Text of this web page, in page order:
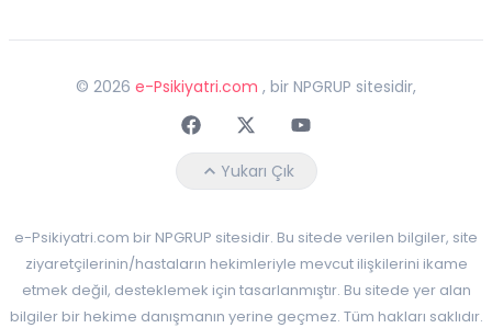
© 2026 e-Psikiyatri.com , bir NPGRUP sitesidir,
FaceebokTwitterYoutube
Yukarı Çık
e-Psikiyatri.com bir NPGRUP sitesidir. Bu sitede verilen bilgiler, site
ziyaretçilerinin/hastaların hekimleriyle mevcut ilişkilerini ikame
etmek değil, desteklemek için tasarlanmıştır. Bu sitede yer alan
bilgiler bir hekime danışmanın yerine geçmez. Tüm hakları saklıdır.